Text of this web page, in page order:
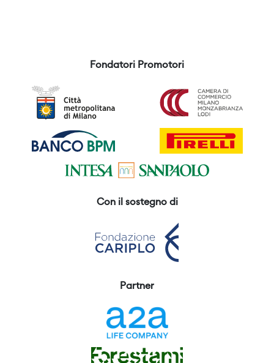
Fondatori Promotori
Con il sostegno di
Partner